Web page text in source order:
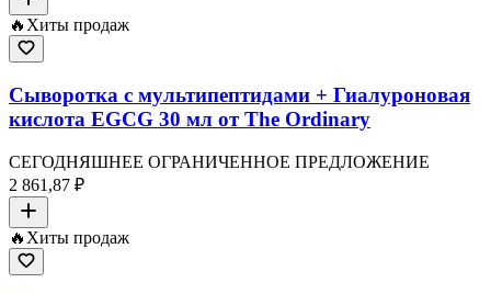
🔥 Хиты продаж
Сыворотка с мультипептидами + Гиалуроновая
кислота EGCG 30 мл от The Ordinary
СЕГОДНЯШНЕЕ ОГРАНИЧЕННОЕ ПРЕДЛОЖЕНИЕ
2 861,87 ₽
🔥 Хиты продаж